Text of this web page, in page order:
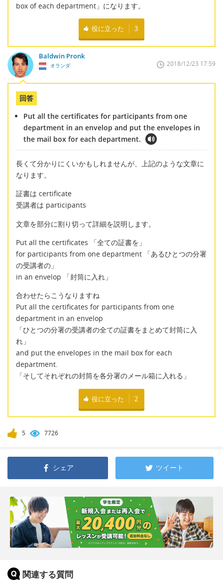
box of each department」になります。
役に立った 3
Baldwin Pronk
オランダ 2018/12/23 17:59
回答
Put all the certificates for participants from one
department in an envelop and put the envelopes in
the mail box for each department.
長くて分かりにくいかもしれませんが、上記のような文章に
なります。
証書は certificate
受講者は participants
文章を部分に割り切って詳細を説明します。
Put all the certificates 「全ての証書を」
for participants from one department 「あるひとつの分署
の受講者の」
in an envelop 「封筒に入れ」
合わせたらこうなりますね
Put all the certificates for participants from one
department in an envelop
「ひとつの分署の受講者の全ての証書をまとめて封筒に入
れ」
and put the envelopes in the mail box for each
department.
「そしてそれぞれの封筒を各分署のメール箱に入れる」
役に立った 2
5 7726
シェア ツイート
関連する質問